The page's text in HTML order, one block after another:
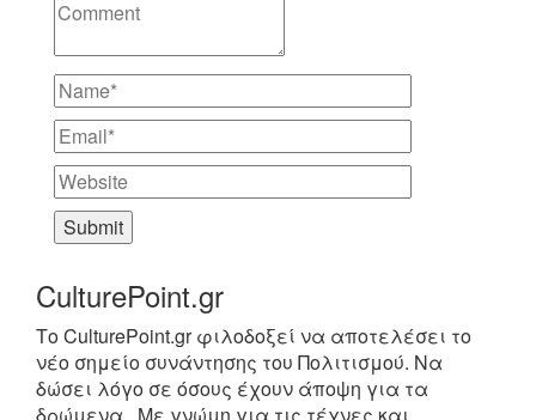
CulturePoint.gr
Το CulturePoint.gr φιλοδοξεί να αποτελέσει το
νέο σημείο συνάντησης του Πολιτισμού. Να
δώσει λόγο σε όσους έχουν άποψη για τα